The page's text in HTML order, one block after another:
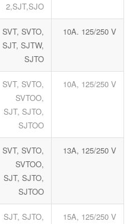
2,SJT,SJO
SVT, SVTO,
SJT, SJTW,
SJTO
10A. 125/250 V
SVT, SVTO,
SVTOO,
SJT, SJTO,
SJTOO
10A, 125/250 V
SVT, SVTO,
SVTOO,
SJT, SJTO,
SJTOO
13A, 125/250 V
SJT, SJTO,
15A, 125/250 V